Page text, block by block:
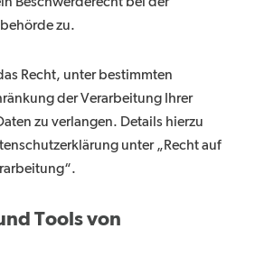
zu.
Recht, unter bestimmten
der Verarbeitung Ihrer
zu verlangen. Details hierzu
unter „Recht auf
Tools von